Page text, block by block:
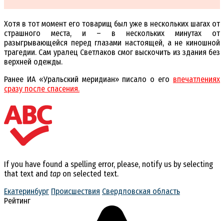
Хотя в тот момент его товарищ был уже в нескольких шагах от
страшного места, и – в нескольких минутах от
разыгрывающейся перед глазами настоящей, а не киношной
трагедии. Сам уралец Светлаков смог выскочить из здания без
верхней одежды.
Ранее ИА «Уральский меридиан» писало о его впечатлениях
сразу после спасения.
If you have found a spelling error, please, notify us by selecting
that text and tap on selected text.
Екатеринбург Происшествия Свердловская область
Рейтинг